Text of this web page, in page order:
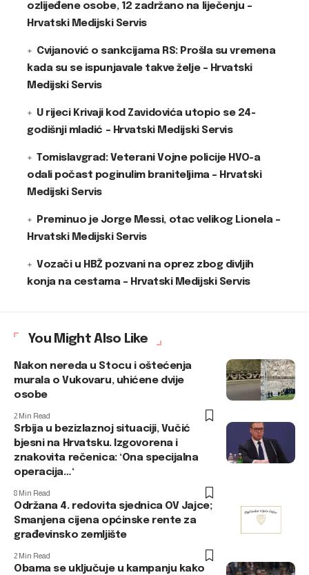
ozlijeđene osobe, 12 zadržano na liječenju –
Hrvatski Medijski Servis
Cvijanović o sankcijama RS: Prošla su vremena
kada su se ispunjavale takve želje – Hrvatski
Medijski Servis
U rijeci Krivaji kod Zavidovića utopio se 24-
godišnji mladić – Hrvatski Medijski Servis
Tomislavgrad: Veterani Vojne policije HVO-a
odali počast poginulim braniteljima – Hrvatski
Medijski Servis
Preminuo je Jorge Messi, otac velikog Lionela –
Hrvatski Medijski Servis
Vozači u HBŽ pozvani na oprez zbog divljih
konja na cestama – Hrvatski Medijski Servis
You Might Also Like
Nakon nereda u Stocu i oštećenja
murala o Vukovaru, uhićene dvije
osobe
2 Min Read
Srbija u bezizlaznoj situaciji, Vučić
bjesni na Hrvatsku. Izgovorena i
znakovita rečenica: ‘Ona specijalna
operacija…‘
8 Min Read
Održana 4. redovita sjednica OV Jajce;
Smanjena cijena općinske rente za
građevinsko zemljište
2 Min Read
Obama se uključuje u kampanju kako